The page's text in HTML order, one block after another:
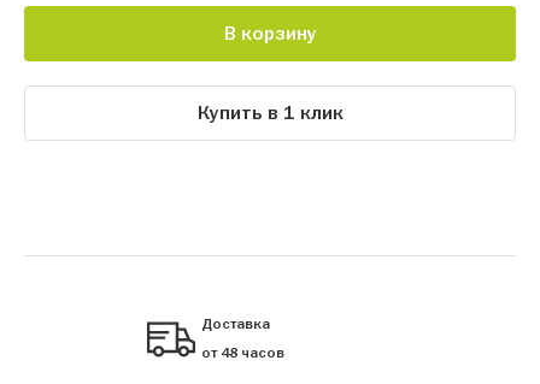
В корзину
Купить в 1 клик
Доставка
от 48 часов